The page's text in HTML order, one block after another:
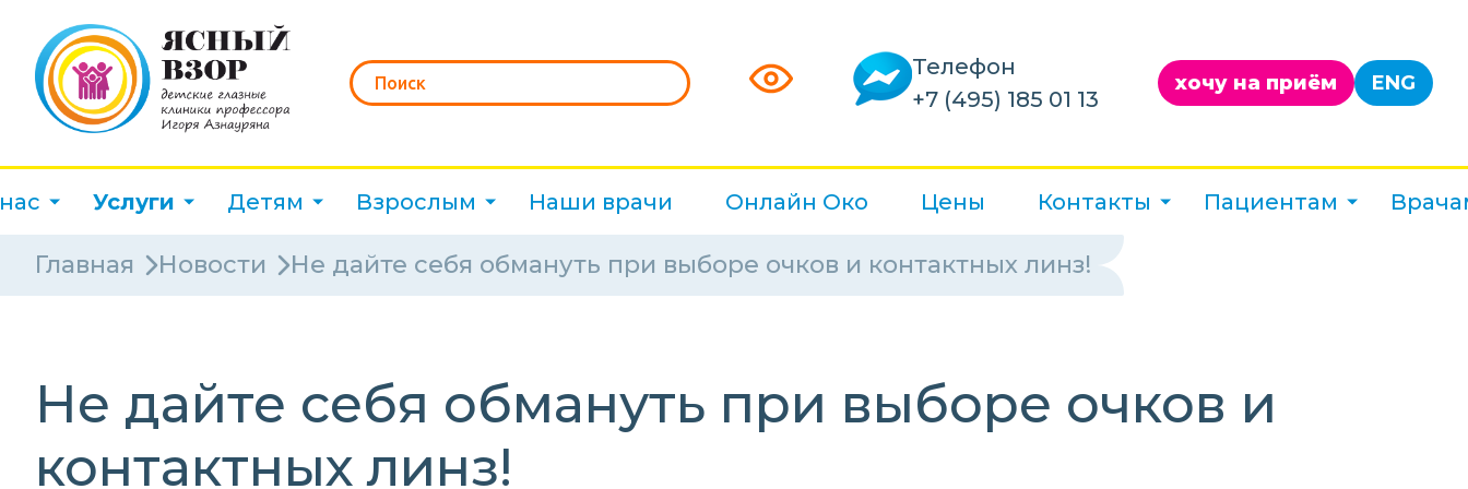
Телефон
+7 (495) 185 01 13
хочу на приём ENG
Услуги Детям Взрослым Наши врачи Онлайн Око Цены Контакты Пациентам
Главная Новости Не дайте себя обмануть при выборе очков и контактных линз!
Не дайте себя обмануть при выборе очков и
контактных линз!